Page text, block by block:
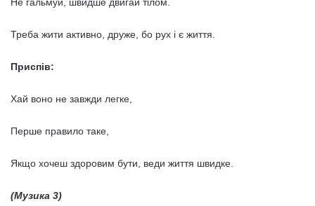
Треба жити активно, друже, бо рух і є життя.
Приспів:
Хай воно не завжди легке,
Перше правило таке,
Якщо хочеш здоровим бути, веди життя швидке.
(Музика 3)